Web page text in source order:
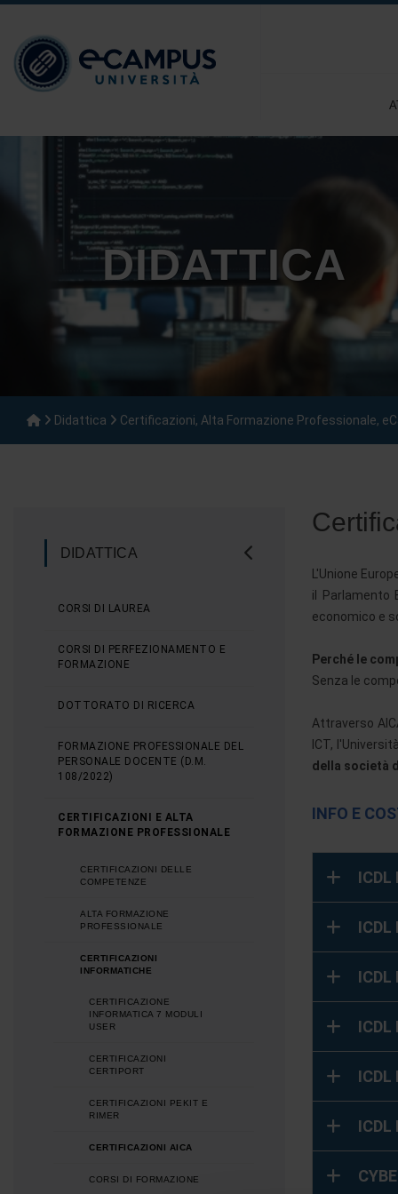
DIDATTICA
Didattica Certificazioni, Alta Formazione Professionale,
DIDATTICA
CORSI DI LAUREA
CORSI DI PERFEZIONAMENTO E
FORMAZIONE
DOTTORATO DI RICERCA
FORMAZIONE PROFESSIONALE DEL
PERSONALE DOCENTE (D.M.
108/2022)
CERTIFICAZIONI E ALTA
FORMAZIONE PROFESSIONALE
CERTIFICAZIONI DELLE
COMPETENZE
ALTA FORMAZIONE
PROFESSIONALE
CERTIFICAZIONI
INFORMATICHE
CERTIFICAZIONE
INFORMATICA 7 MODULI
USER
CERTIFICAZIONI
CERTIPORT
CERTIFICAZIONI PEKIT E
RIMER
CERTIFICAZIONI AICA
CORSI DI FORMAZIONE
L'Unione
il Parlamento
economico e
Perché le
Senza le
Attraverso
ICT,
della società
INFO E
ICDL
ICDL
ICDL
ICDL